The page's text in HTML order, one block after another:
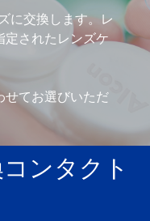
に交換します。レ
定されたレンズケ
せてお選びいただ
ンタクト